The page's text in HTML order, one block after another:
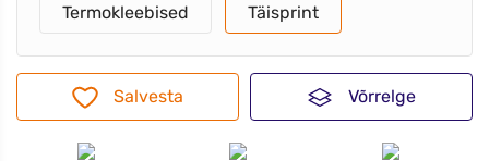
Termokleebised Täisprint
Salvesta Võrrelge